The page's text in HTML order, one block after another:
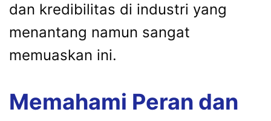
dan kredibilitas di industri yang
menantang namun sangat
memuaskan ini.
Memahami Peran dan